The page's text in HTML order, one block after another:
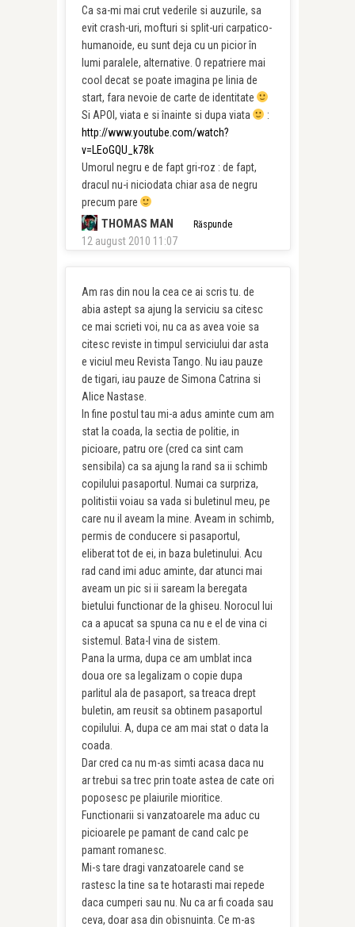
Ca sa-mi mai crut vederile si auzurile, sa
evit crash-uri, mofturi si split-uri carpatico-
humanoide, eu sunt deja cu un picior în
lumi paralele, alternative. O repatriere mai
cool decat se poate imagina pe linia de
start, fara nevoie de carte de identitate
Si APOI, viata e si înainte si dupa viata
:
http://www.youtube.com/watch?
v=LEoGQU_k78k
Umorul negru e de fapt gri-roz : de fapt,
dracul nu-i niciodata chiar asa de negru
precum pare
THOMAS MAN
12 august 2010 11:07
Răspunde
Am ras din nou la cea ce ai scris tu. de
abia astept sa ajung la serviciu sa citesc
ce mai scrieti voi, nu ca as avea voie sa
citesc reviste in timpul serviciului dar asta
e viciul meu Revista Tango. Nu iau pauze
de tigari, iau pauze de Simona Catrina si
Alice Nastase.
In fine postul tau mi-a adus aminte cum am
stat la coada, la sectia de politie, in
picioare, patru ore (cred ca sint cam
sensibila) ca sa ajung la rand sa ii schimb
copilului pasaportul. Numai ca surpriza,
politistii voiau sa vada si buletinul meu, pe
care nu il aveam la mine. Aveam in schimb,
permis de conducere si pasaportul,
eliberat tot de ei, in baza buletinului. Acu
rad cand imi aduc aminte, dar atunci mai
aveam un pic si ii saream la beregata
bietului functionar de la ghiseu. Norocul lui
ca a apucat sa spuna ca nu e el de vina ci
sistemul. Bata-l vina de sistem.
Pana la urma, dupa ce am umblat inca
doua ore sa legalizam o copie dupa
parlitul ala de pasaport, sa treaca drept
buletin, am reusit sa obtinem pasaportul
copilului. A, dupa ce am mai stat o data la
coada.
Dar cred ca nu m-as simti acasa daca nu
ar trebui sa trec prin toate astea de cate ori
poposesc pe plaiurile mioritice.
Functionarii si vanzatoarele ma aduc cu
picioarele pe pamant de cand calc pe
pamant romanesc.
Mi-s tare dragi vanzatoarele cand se
rastesc la tine sa te hotarasti mai repede
daca cumperi sau nu. Nu ca ar fi coada sau
ceva, doar asa din obisnuinta. Ce m-as